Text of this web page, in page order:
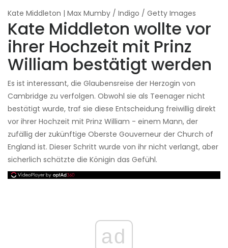
Kate Middleton | Max Mumby / Indigo / Getty Images
Kate Middleton wollte vor
ihrer Hochzeit mit Prinz
William bestätigt werden
Es ist interessant, die Glaubensreise der Herzogin von
Cambridge zu verfolgen. Obwohl sie als Teenager nicht
bestätigt wurde, traf sie diese Entscheidung freiwillig direkt
vor ihrer Hochzeit mit Prinz William - einem Mann, der
zufällig der zukünftige Oberste Gouverneur der Church of
England ist. Dieser Schritt wurde von ihr nicht verlangt, aber
sicherlich schätzte die Königin das Gefühl.
ad